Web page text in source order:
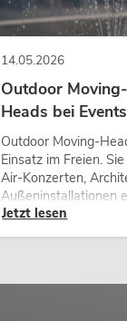
14.05.2026
Outdoor
Heads bei Events
Outdoor Moving-
Einsatz im Freien.
Air-Konzerten,
Außeninstallationen
Jetzt lesen